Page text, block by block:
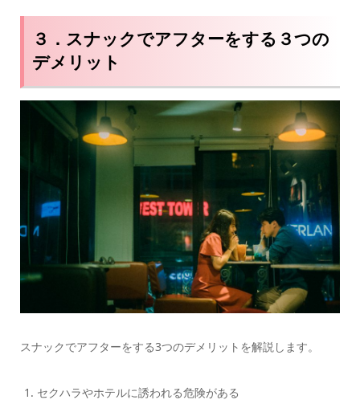
３．スナックでアフターをする３つの
デメリット
スナックでアフターをする3つのデメリットを解説します。
セクハラやホテルに誘われる危険がある